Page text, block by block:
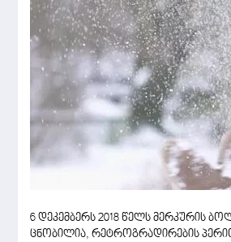
6 დეკემბერს 2018 წელს მერკურის
ცნობილია, რეტროგრადირების